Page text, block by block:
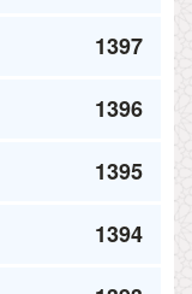
1397
1396
1395
1394